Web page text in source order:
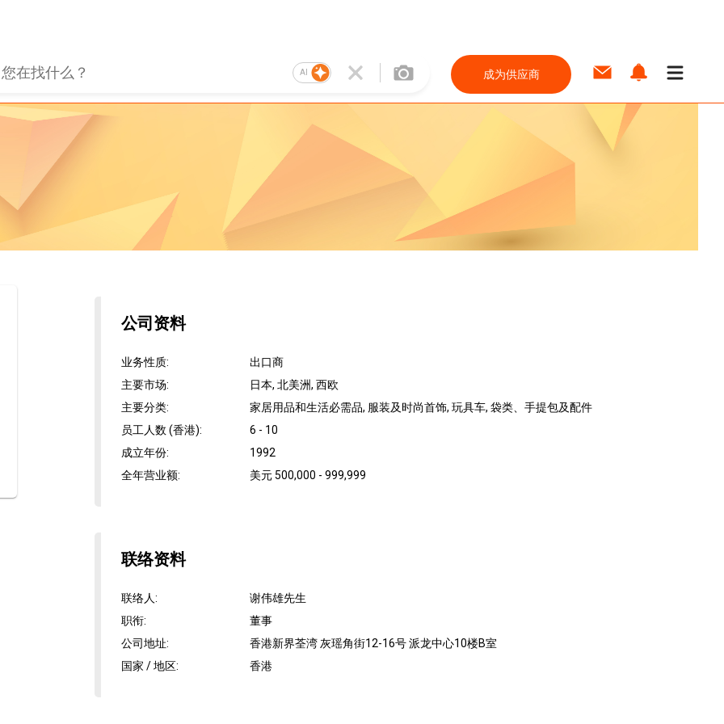
AI 成为供应商
公司资料
业务性质:
出口商
主要市场:
日本, 北美洲, 西欧
主要分类:
家居用品和生活必需品, 服装及时尚首饰, 玩具车, 袋类、手提包及配件
员工人数 (香港):
6 - 10
成立年份:
1992
全年营业额: 美元 500,000 - 999,999
联络资料
联络人:
谢伟雄先生
职衔:
董事
公司地址:
香港新界荃湾 灰瑶角街12-16号 派龙中心10楼B室
国家 / 地区: 香港